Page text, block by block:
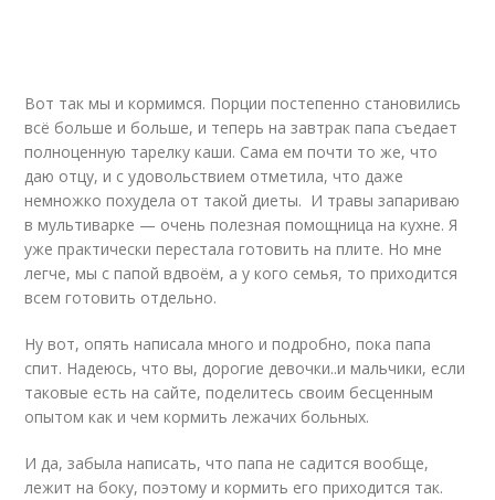
Вот так мы и кормимся. Порции постепенно становились
всё больше и больше, и теперь на завтрак папа съедает
полноценную тарелку каши. Сама ем почти то же, что
даю отцу, и с удовольствием отметила, что даже
немножко похудела от такой диеты. И травы запариваю
в мультиварке — очень полезная помощница на кухне. Я
уже практически перестала готовить на плите. Но мне
легче, мы с папой вдвоём, а у кого семья, то приходится
всем готовить отдельно.
Ну вот, опять написала много и подробно, пока папа
спит. Надеюсь, что вы, дорогие девочки..и мальчики, если
таковые есть на сайте, поделитесь своим бесценным
опытом как и чем кормить лежачих больных.
И да, забыла написать, что папа не садится вообще,
лежит на боку, поэтому и кормить его приходится так.